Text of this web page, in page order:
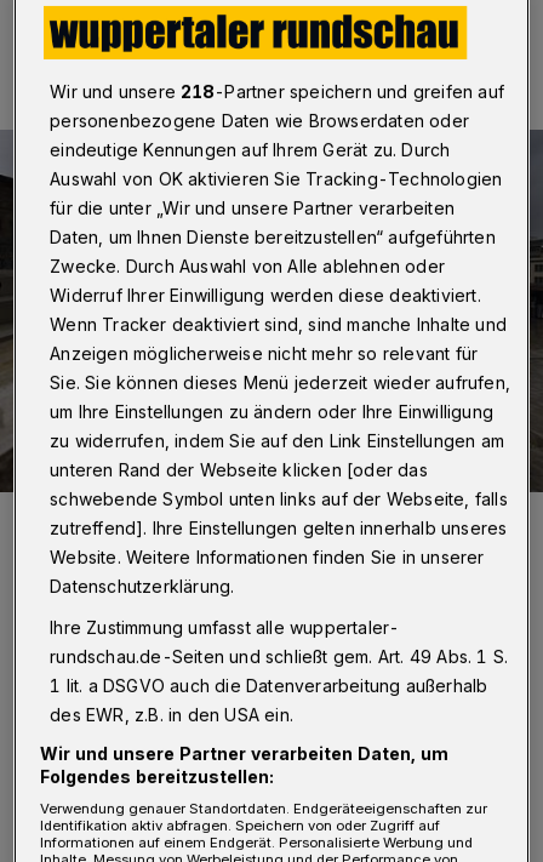
03.12.2018 , 12:04 Uhr 2 Minuten Lesezeit
Viel Fläche am neuen Döpps: Jetzt geht es um Sicherheit und
Sauberkeit auf dem Areal.
Foto: Olaf Joachimsmeier
Von Roderich Trapp
M it der Öffnung des Busbahnhofs und
der oberen Platzflächen ist der neue
Wir und unsere 218-Partner speichern und greifen auf
personenbezogene Daten wie Browserdaten oder
eindeutige Kennungen auf Ihrem Gerät zu. Durch
Auswahl von OK aktivieren Sie Tracking-Technologien
für die unter „Wir und unsere Partner verarbeiten
Daten, um Ihnen Dienste bereitzustellen“ aufgeführten
Zwecke. Durch Auswahl von Alle ablehnen oder
Widerruf Ihrer Einwilligung werden diese deaktiviert.
Wenn Tracker deaktiviert sind, sind manche Inhalte und
Anzeigen möglicherweise nicht mehr so relevant für
Sie. Sie können dieses Menü jederzeit wieder aufrufen,
um Ihre Einstellungen zu ändern oder Ihre Einwilligung
zu widerrufen, indem Sie auf den Link Einstellungen am
unteren Rand der Webseite klicken [oder das
schwebende Symbol unten links auf der Webseite, falls
zutreffend]. Ihre Einstellungen gelten innerhalb unseres
Website. Weitere Informationen finden Sie in unserer
Datenschutzerklärung.
Ihre Zustimmung umfasst alle wuppertaler-
rundschau.de-Seiten und schließt gem. Art. 49 Abs. 1 S.
1 lit. a DSGVO auch die Datenverarbeitung außerhalb
des EWR, z.B. in den USA ein.
Wir und unsere Partner verarbeiten Daten, um
Folgendes bereitzustellen:
Verwendung genauer Standortdaten. Endgeräteeigenschaften zur
Identifikation aktiv abfragen. Speichern von oder Zugriff auf
Informationen auf einem Endgerät. Personalisierte Werbung und